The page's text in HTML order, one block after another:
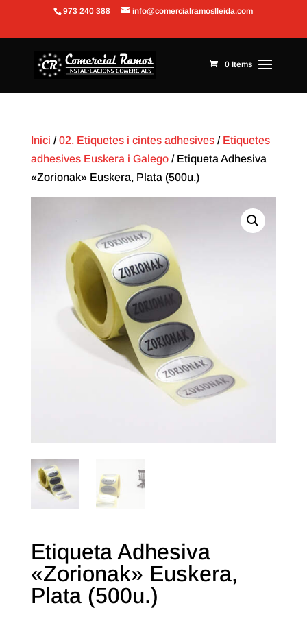
Obre la barra d'eines
973 240 388 info@comercialramoslleida.com
0 Items
Inici /02. Etiquetes i cintes adhesives/ Etiquetes
adhesives Euskera i Galego/ Etiqueta Adhesiva
«Zorionak» Euskera, Plata (500u.)
Etiqueta Adhesiva
«Zorionak» Euskera,
Plata (500u.)